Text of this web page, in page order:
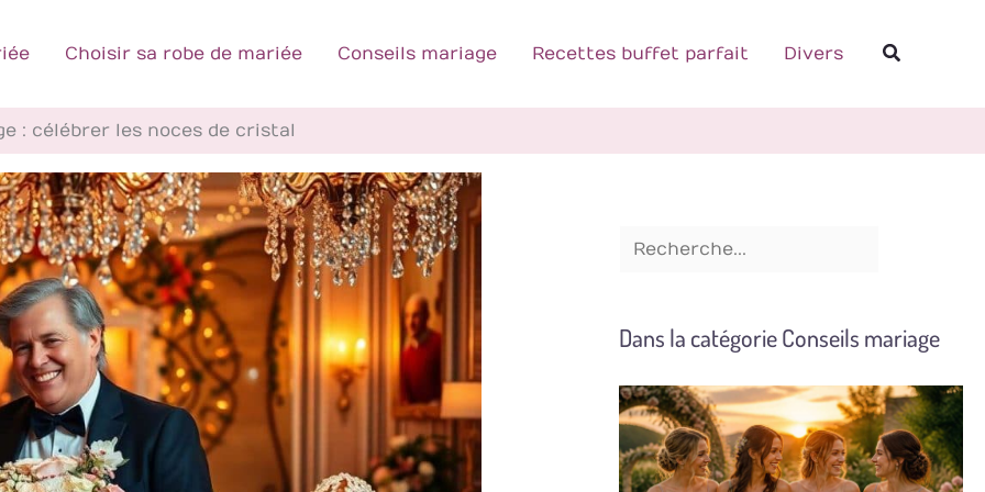
Choisir sa robe de mariée Conseils mariage Recettes buffet parfait Divers
: célébrer les noces de cristal
e
e
r
Dans la catégorie Conseils mariage